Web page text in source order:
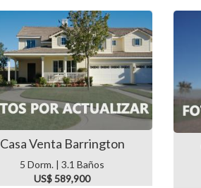
Casa Venta Barrington
5 Dorm. | 3.1 Baños
US$ 589,900